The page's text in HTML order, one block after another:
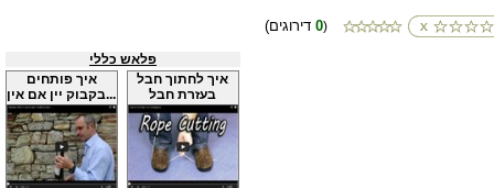
0)
פלאש כללי
איך פותחים
בקבוק יין אם אין...
איך לחתוך חבל
בעזרת חבל